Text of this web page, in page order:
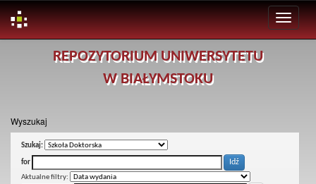
REPOZYTORIUM UNIWERSYTETU
W BIAŁYMSTOKU
Wyszukaj
Szukaj:
for
Aktualne filtry: